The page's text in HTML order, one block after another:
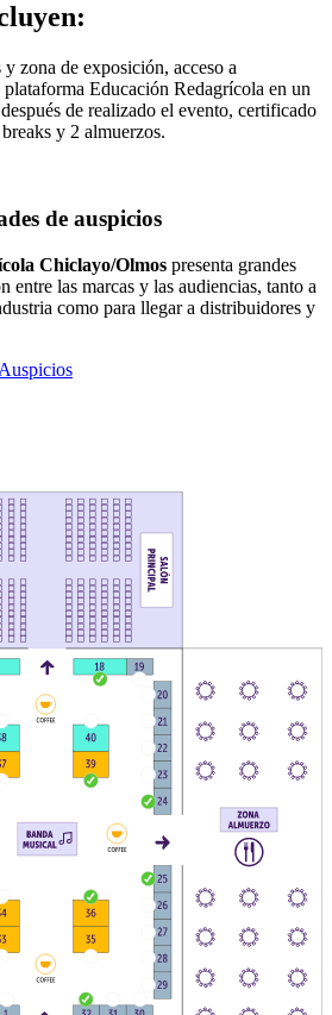
zona de exposición, acceso a
plataforma Educación Redagrícola en un
de realizado el evento, certificado
y 2 almuerzos.
de auspicios
Chiclayo/Olmos presenta grandes
entre las marcas y las audiencias, tanto a
como para llegar a distribuidores y